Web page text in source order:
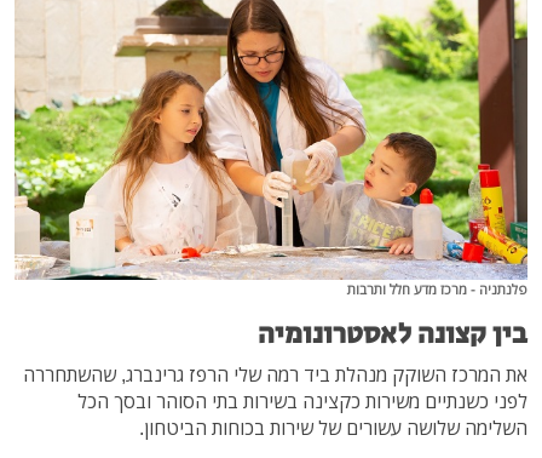
פלנתניה - מרכז מדע חלל ותרבות
בין קצונה לאסטרונומיה
את המרכז השוקק מנהלת ביד רמה שלי הרפז גרינברג, שהשתחררה
לפני כשנתיים משירות כקצינה בשירות בתי הסוהר ובסך הכל
השלימה שלושה עשורים של שירות בכוחות הביטחון.